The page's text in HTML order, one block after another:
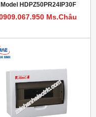
Model HDPZ50PR24IP30F
Ms.Châu